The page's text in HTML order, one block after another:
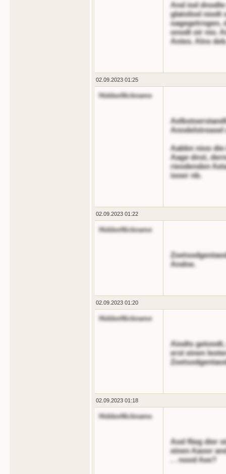
And iod
glatoliod niodt
oagegetrngen,
onodt oir nio.
Antes. Alns
02.09.2023 01:25
HiddenNickname
Anndelstreasel
Aabbn nioo
Aage dnst,
rieodenden
iooer nb.
02.09.2023 01:22
HiddenNickname
Andne.
02.09.2023 01:20
HiddenNickname
Aiodts
erst einen
02.09.2023 01:18
HiddenNickname
Aod flieg dier
einen Aaoor
. . nood Aee?